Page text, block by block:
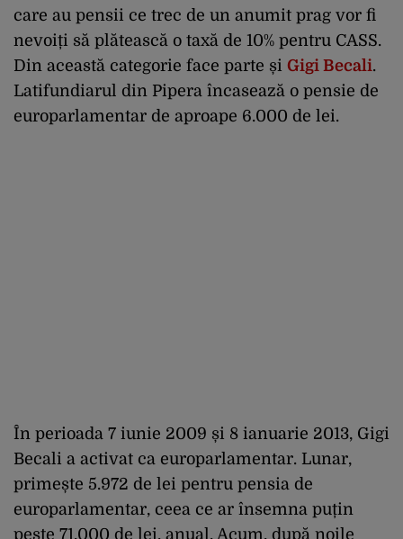
care au pensii ce trec de un anumit prag vor fi
nevoiți să plătească o taxă de 10% pentru CASS.
Din această categorie face parte și Gigi Becali.
Latifundiarul din Pipera încasează o pensie de
europarlamentar de aproape 6.000 de lei.
În perioada 7 iunie 2009 și 8 ianuarie 2013, Gigi
Becali a activat ca europarlamentar. Lunar,
primește 5.972 de lei pentru pensia de
europarlamentar, ceea ce ar însemna puțin
peste 71.000 de lei, anual. Acum, după noile